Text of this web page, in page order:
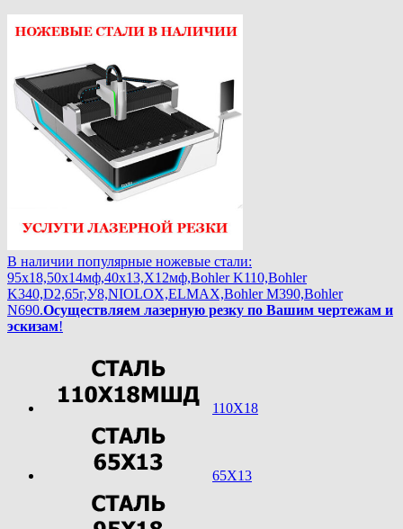
В наличии популярные ножевые стали:
95х18,50х14мф,40х13,Х12мф,Bohler K110,Bohler
K340,D2,65г,У8,NIOLOX,ELMAX,Bohler М390,Bohler
N690.Осуществляем лазерную резку по Вашим чертежам и
эскизам!
110Х18
65Х13